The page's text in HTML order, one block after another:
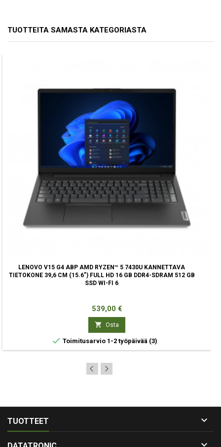
TUOTTEITA SAMASTA KATEGORIASTA
LENOVO V15 G4 ABP AMD RYZEN™ 5 7430U KANNETTAVA
TIETOKONE 39,6 CM (15.6") FULL HD 16 GB DDR4-SDRAM 512 GB
SSD WI-FI 6
Hinta
539,00 €
 Osta
 Toimitusarvio 1-2 työpäivää (3)
TUOTTEET 